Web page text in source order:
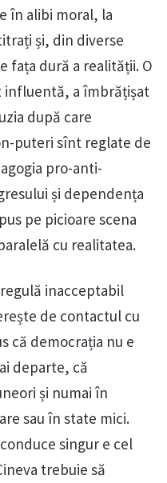
în alibi moral, la
și, din diverse
fața dură a realității. O
influentă, a îmbrățișat
după care
puteri sînt reglate de
pro-anti-
și dependența
pe picioare scena
cu realitatea.
inacceptabil
de contactul cu
că democrația nu e
departe, că
și numai în
sau în state mici.
singur e cel
trebuie să